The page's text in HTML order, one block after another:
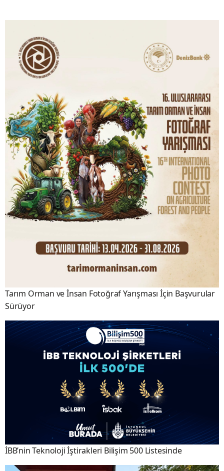
Tarım Orman ve İnsan Fotoğraf Yarışması İçin Başvurular
Sürüyor
İBB’nin Teknoloji İştirakleri Bilişim 500 Listesinde